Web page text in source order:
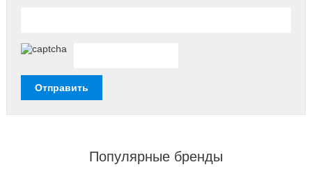
Популярные бренды